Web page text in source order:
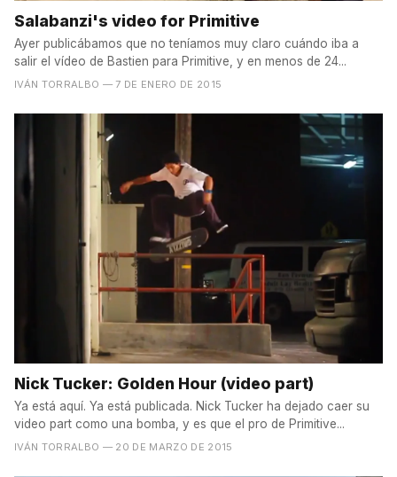
Salabanzi's video for Primitive
Ayer publicábamos que no teníamos muy claro cuándo iba a
salir el vídeo de Bastien para Primitive, y en menos de 24...
IVÁN TORRALBO — 7 DE ENERO DE 2015
Nick Tucker: Golden Hour (video part)
Ya está aquí. Ya está publicada. Nick Tucker ha dejado caer su
video part como una bomba, y es que el pro de Primitive...
IVÁN TORRALBO — 20 DE MARZO DE 2015